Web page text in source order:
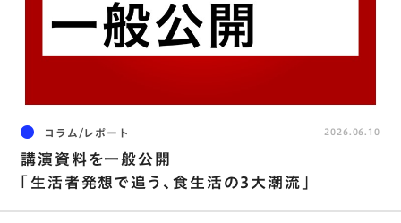
コラム/レポート
講演資料を⼀般公開
「⽣活者発想で追う､⾷⽣活の3⼤潮流」
2026.06.10